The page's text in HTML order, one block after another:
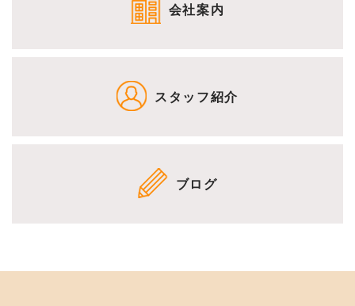
会社案内
スタッフ紹介
ブログ